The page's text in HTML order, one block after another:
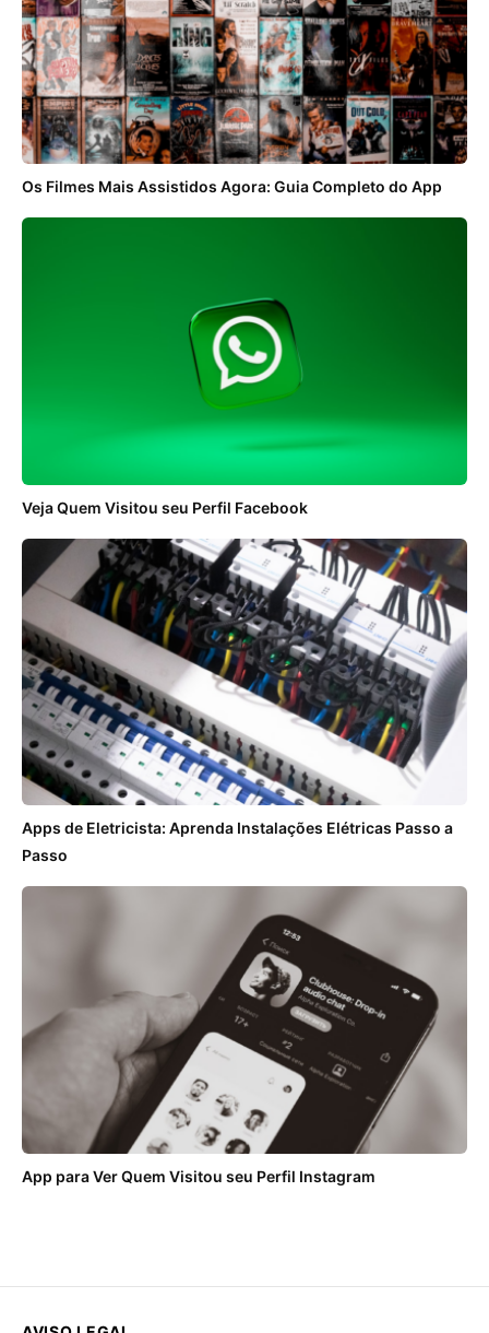
Os Filmes Mais Assistidos Agora: Guia Completo do App
Veja Quem Visitou seu Perfil Facebook
Apps de Eletricista: Aprenda Instalações Elétricas Passo a
Passo
App para Ver Quem Visitou seu Perfil Instagram